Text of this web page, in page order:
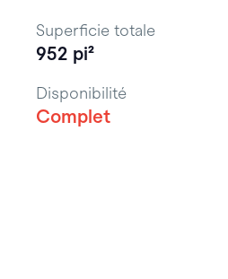
Superficie totale
952 pi²
Disponibilité
Complet